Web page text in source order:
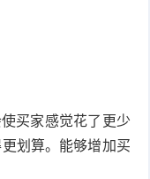
使买家感觉花了更少
划算。能够增加买